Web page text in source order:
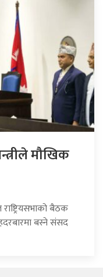
मौखिक
बैठक
बस्ने संसद